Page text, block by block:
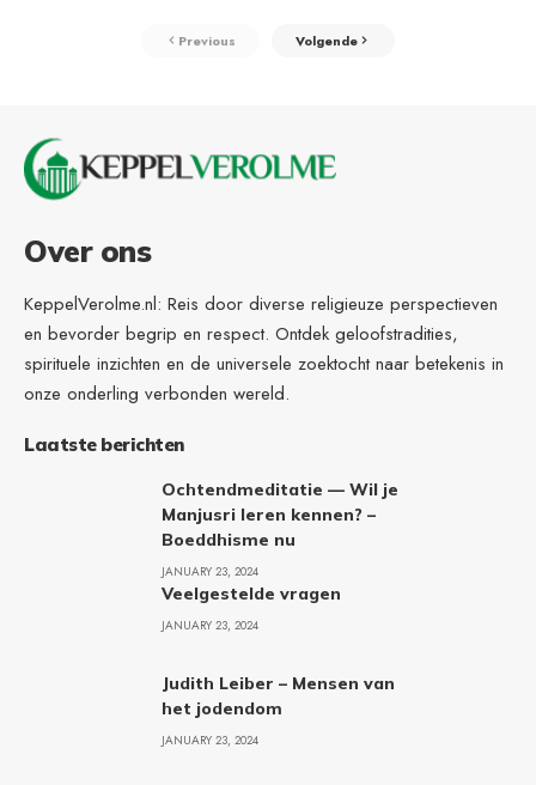
Previous Volgende
Over ons
KeppelVerolme.nl: Reis door diverse religieuze perspectieven
en bevorder begrip en respect. Ontdek geloofstradities,
spirituele inzichten en de universele zoektocht naar betekenis in
onze onderling verbonden wereld.
Laatste berichten
Ochtendmeditatie — Wil je
Manjusri leren kennen? –
Boeddhisme nu
JANUARY 23, 2024
Veelgestelde vragen
JANUARY 23, 2024
Judith Leiber – Mensen van
het jodendom
JANUARY 23, 2024